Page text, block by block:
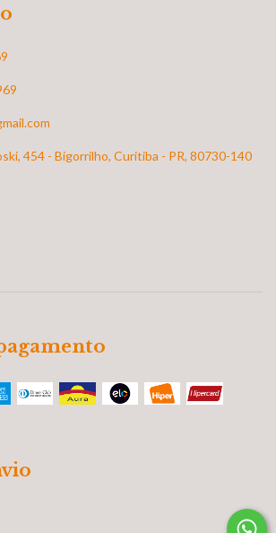
454 - Bigorrilho, Curitiba - PR, 80730-140